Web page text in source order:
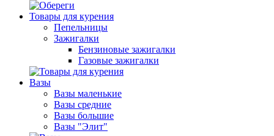
Товары для курения
Пепельницы
Зажигалки
Бензиновые зажигалки
Газовые зажигалки
Вазы
Вазы маленькие
Вазы средние
Вазы большие
Вазы "Элит"